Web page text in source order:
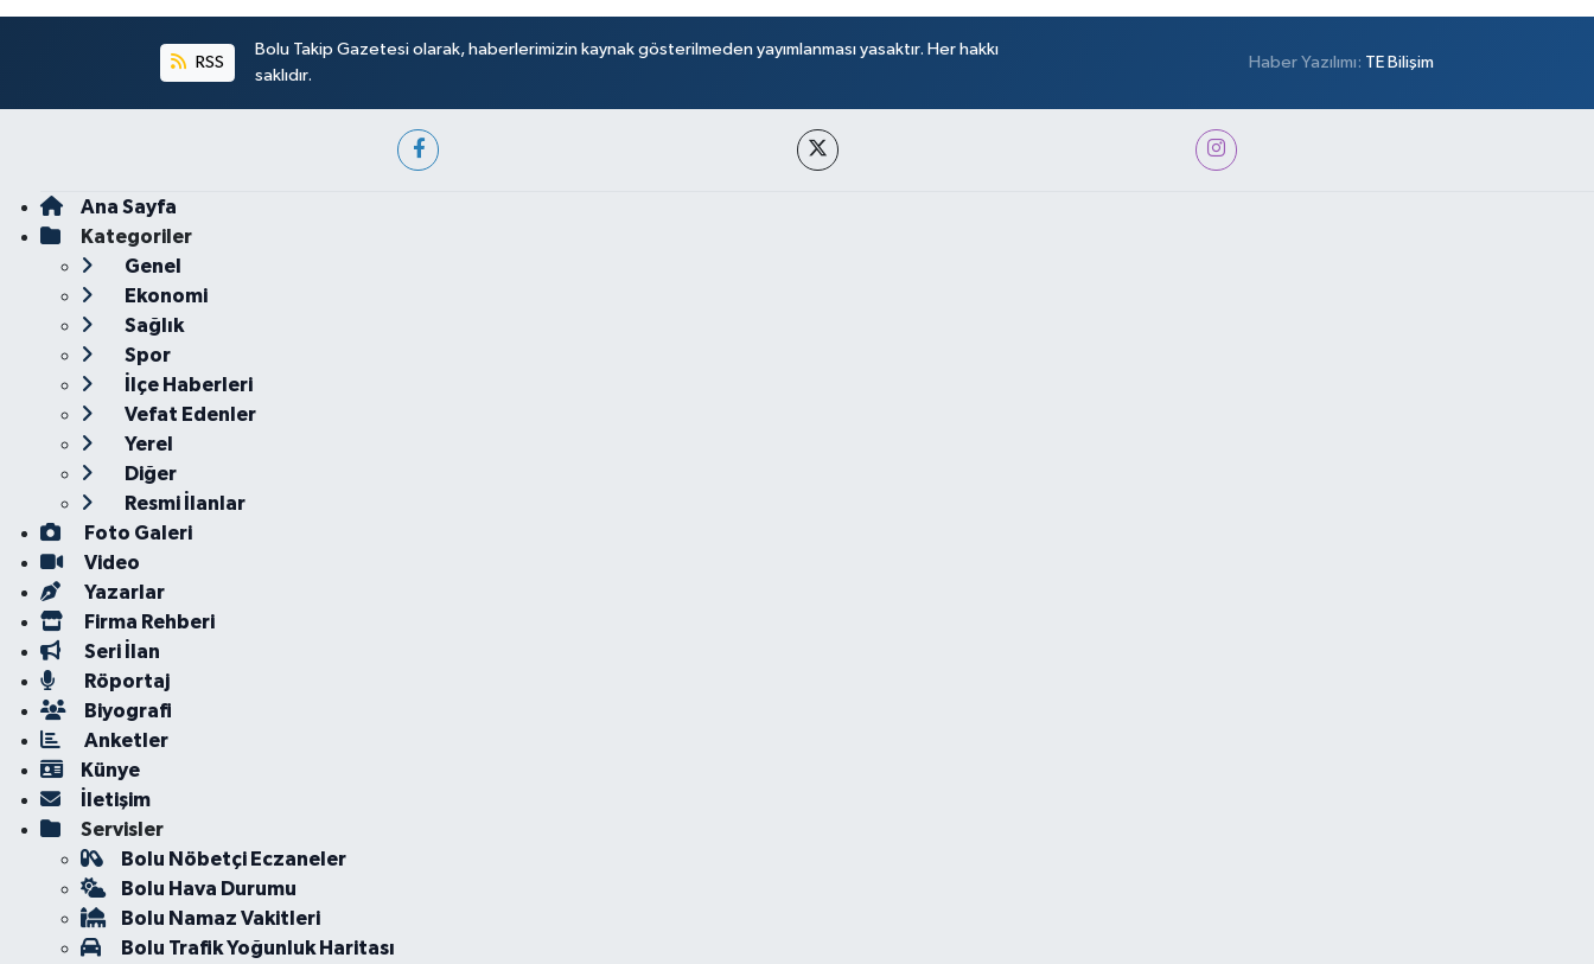
RSS
Bolu Takip Gazetesi olarak, haberlerimizin kaynak gösterilmeden yayımlanması yasaktır. Her hakkı
saklıdır.
Haber Yazılımı: TE Bilişim
Ana Sayfa
Kategoriler
Genel
Ekonomi
Sağlık
Spor
İlçe Haberleri
Vefat Edenler
Yerel
Diğer
Resmi İlanlar
Foto Galeri
Video
Yazarlar
Firma Rehberi
Seri İlan
Röportaj
Biyografi
Anketler
Künye
İletişim
Servisler
Bolu Nöbetçi Eczaneler
Bolu Hava Durumu
Bolu Namaz Vakitleri
Bolu Trafik Yoğunluk Haritası